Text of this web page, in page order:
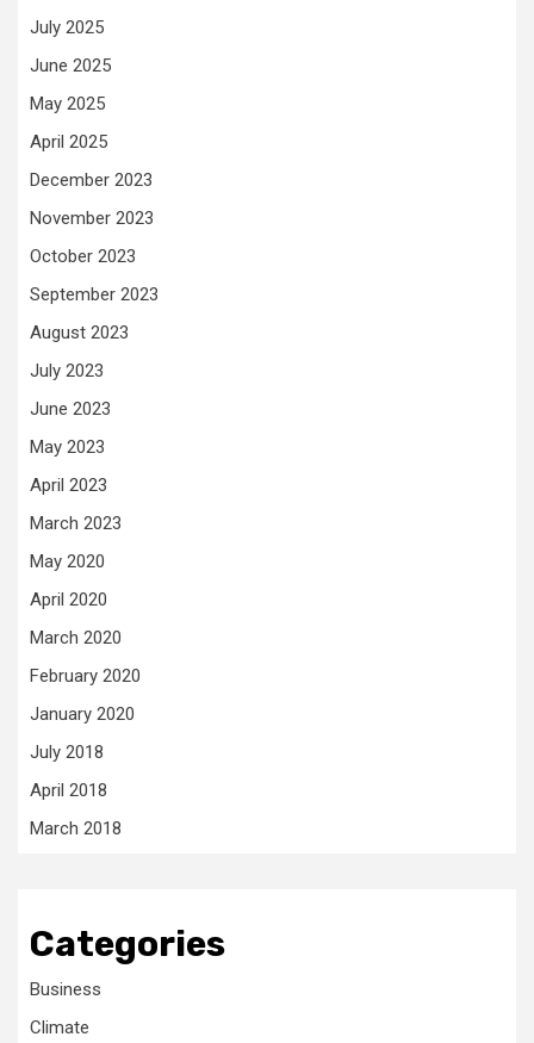
July 2025
June 2025
May 2025
April 2025
December 2023
November 2023
October 2023
September 2023
August 2023
July 2023
June 2023
May 2023
April 2023
March 2023
May 2020
April 2020
March 2020
February 2020
January 2020
July 2018
April 2018
March 2018
Categories
Business
Climate